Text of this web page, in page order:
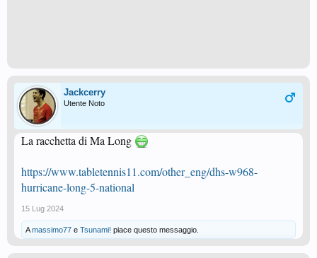
Jackcerry
Utente Noto
La racchetta di Ma Long
https://www.tabletennis11.com/other_eng/dhs-w968-
hurricane-long-5-national
15 Lug 2024
Amassimo77 e Tsunami! piace questo messaggio.